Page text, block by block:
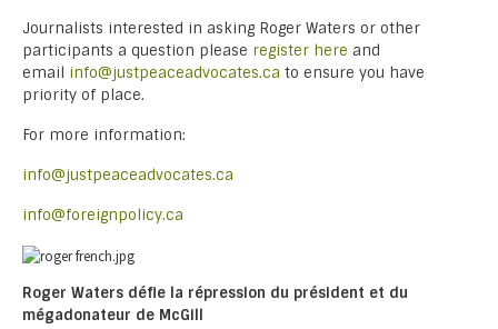
Journalists interested in asking Roger Waters or other
participants a question please register here and
email info@justpeaceadvocates.ca to ensure you have
priority of place.
For more information:
info@justpeaceadvocates.ca
info@foreignpolicy.ca
Roger Waters défie la répression du président et du
mégadonateur de McGill